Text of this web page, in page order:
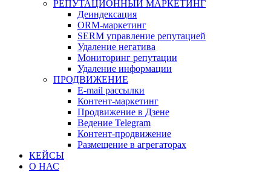
РЕПУТАЦИОННЫЙ МАРКЕТИНГ
Деиндексация
ORM-маркетинг
SERM управление репутацией
Удаление негатива
Мониторинг репутации
Удаление информации
ПРОДВИЖЕНИЕ
E-mail рассылки
Контент-маркетинг
Продвижение в Дзене
Ведение Telegram
Контент-продвижение
Размещение в агрегаторах
КЕЙСЫ
О НАС